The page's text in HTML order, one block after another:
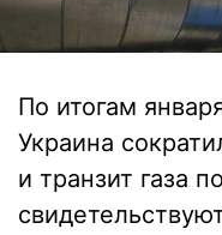
По итогам
Украина
и транзит газа